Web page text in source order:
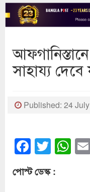
সাহায্য দেবে
Published: 24
পোস্ট ডেস্ক :